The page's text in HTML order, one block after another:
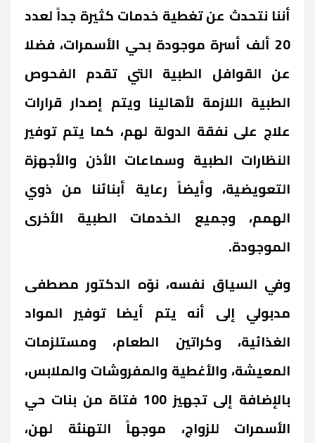
أننا نتحدث عن تغطية خدمات كثيرة جداً لعدد
20 ألف أسرة موجودة بحي الأسمرات، فضلا
عن القوافل الطبية التي تقدم الفحوص
الطبية اللازمة لأهالينا ويتم إصدار قرارات
علاج على نفقة الدولة لهم، كما يتم توفير
النظارات الطبية وسماعات الأذن والأجهزة
التعويضية، وأيضاً رعاية أبنائنا من ذوي
الهمم، وجميع الخدمات الطبية الأخرى
الموجودة.
وفي السياق نفسه، نوّه الدكتور مصطفى
مدبولي إلى أنه يتم أيضا توفير المواد
الغذائية، وكراتين الطعام، ومستلزمات
المعيشة، والأغطية والمفروشات والملابس،
بالإضافة إلى تجهيز 100 فتاة من بنات حي
الأسمرات للزواج، موجهاً التهنئة لهن،